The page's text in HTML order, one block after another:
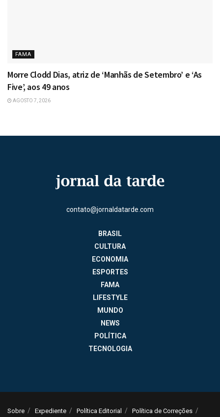
FAMA
Morre Clodd Dias, atriz de ‘Manhãs de Setembro’ e ‘As
Five’, aos 49 anos
AGOSTO 7, 2026
contato@jornaldatarde.com
BRASIL
CULTURA
ECONOMIA
ESPORTES
FAMA
LIFESTYLE
MUNDO
NEWS
POLÍTICA
TECNOLOGIA
Sobre Expediente Política Editorial Política de Correções